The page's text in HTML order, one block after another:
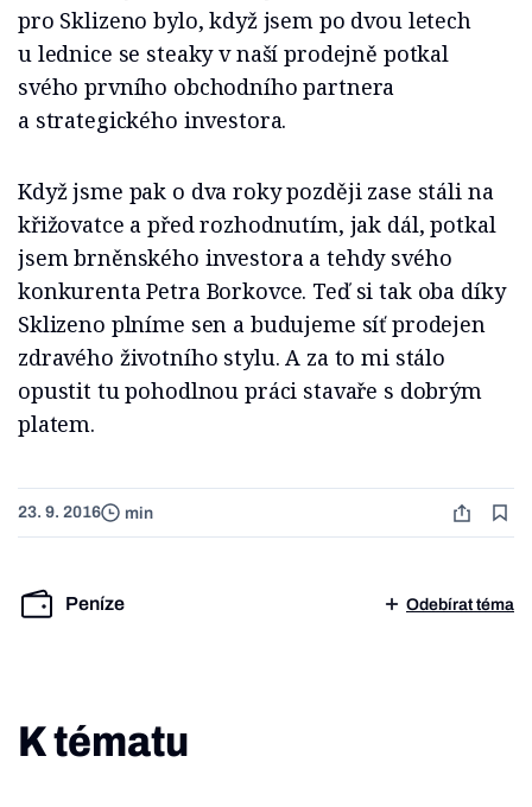
pro Sklizeno bylo, když jsem po dvou letech
u lednice se steaky v naší prodejně potkal
svého prvního obchodního partnera
a strategického investora.
Když jsme pak o dva roky později zase stáli na
křižovatce a před rozhodnutím, jak dál, potkal
jsem brněnského investora a tehdy svého
konkurenta Petra Borkovce. Teď si tak oba díky
Sklizeno plníme sen a budujeme síť prodejen
zdravého životního stylu. A za to mi stálo
opustit tu pohodlnou práci stavaře s dobrým
platem.
23. 9. 2016 min
Peníze Odebírat téma
K tématu